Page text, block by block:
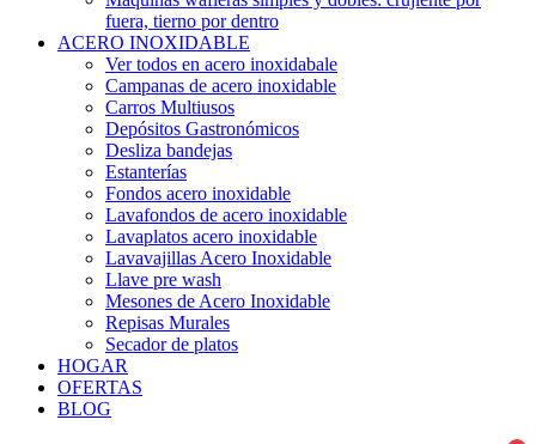
fuera, tierno por dentro
ACERO INOXIDABLE
Ver todos en acero inoxidabale
Campanas de acero inoxidable
Carros Multiusos
Depósitos Gastronómicos
Desliza bandejas
Estanterías
Fondos acero inoxidable
Lavafondos de acero inoxidable
Lavaplatos acero inoxidable
Lavavajillas Acero Inoxidable
Llave pre wash
Mesones de Acero Inoxidable
Repisas Murales
Secador de platos
HOGAR
OFERTAS
BLOG